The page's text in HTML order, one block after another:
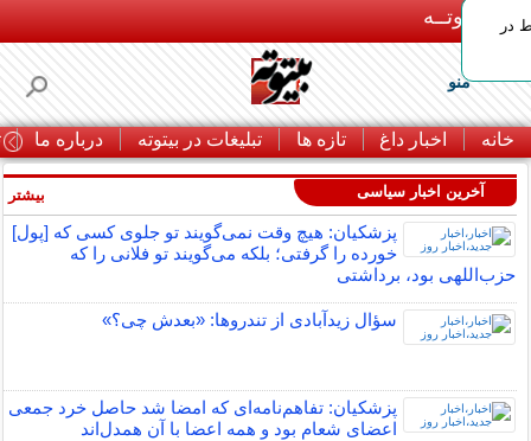
بـیتوتــه
منو
خانه اخبار داغ تازه ها تبلیغات در بیتوته درباره ما
در
آخرین اخبار سیاسی
پزشکیان: هیچ وقت نمی‌گویند تو جلوی کسی که [پول]
خورده را گرفتی؛ بلکه می‌گویند تو فلانی را که
حزب‌اللهی بود، برداشتی
سؤال زیدآبادی از تندروها: «بعدش چی؟»
پزشکیان: تفاهم‌نامه‌ای که امضا شد حاصل خرد جمعی
اعضای شعام بود و همه اعضا با آن همدل‌اند
بیشتر